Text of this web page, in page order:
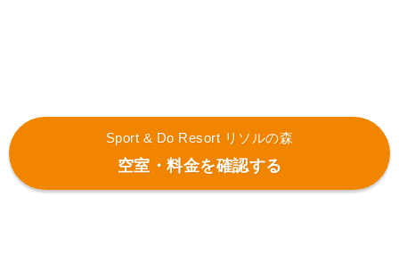
Sport & Do Resort リソルの森
空室・料金を確認する